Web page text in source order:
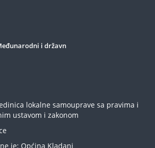
i državn
lokalne samouprave sa pravima i
ustavom i zakonom
je: Općina Kladanj